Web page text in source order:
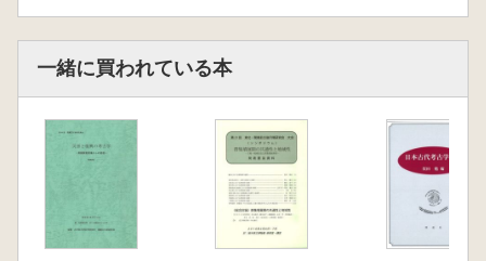
一緒に買われている本